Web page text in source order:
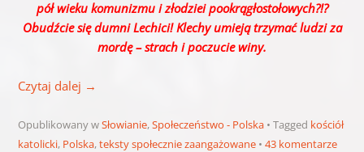
pół wieku komunizmu i złodziei pookrągłostołowych?!?
Obudźcie się dumni Lechici! Klechy umieją trzymać ludzi za
mordę – strach i poczucie winy.
Czytaj dalej →
Opublikowany wSłowianie,Społeczeństwo - Polska Tagged kościół
katolicki, Polska,teksty społecznie zaangażowane 43 komentarze